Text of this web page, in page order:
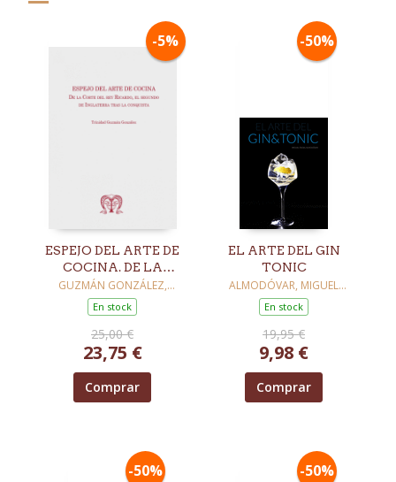
-5%
ESPEJO DEL ARTE DE
COCINA. DE LA
CORTE DEL REY
RICARDO, EL
SEGUNDO DE
INGLATERRA
GUZMÁN GONZÁLEZ,
TRINIDAD
En stock
25,00 €
23,75 €
Comprar
-50%
EL ARTE DEL GIN
TONIC
ALMODÓVAR, MIGUEL
ÁNGEL
En stock
19,95 €
9,98 €
Comprar
-50% -50%